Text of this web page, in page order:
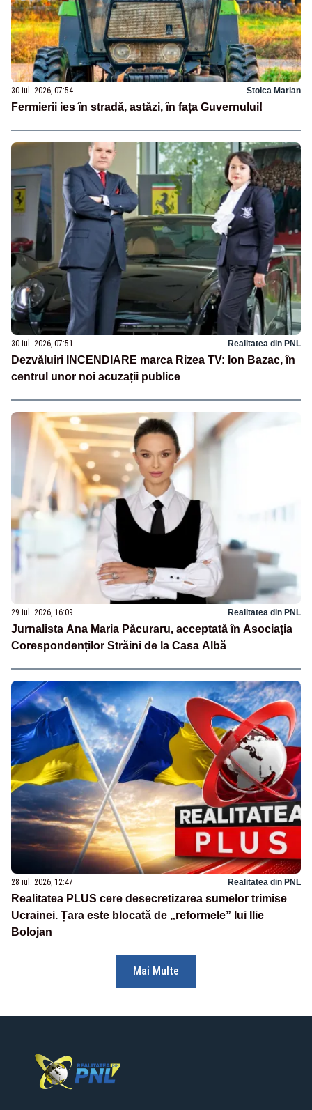
30 iul. 2026, 07:54 Stoica Marian
Fermierii ies în stradă, astăzi, în fața Guvernului!
30 iul. 2026, 07:51 Realitatea din PNL
Dezvăluiri INCENDIARE marca Rizea TV: Ion Bazac, în
centrul unor noi acuzații publice
29 iul. 2026, 16:09 Realitatea din PNL
Jurnalista Ana Maria Păcuraru, acceptată în Asociația
Corespondenților Străini de la Casa Albă
28 iul. 2026, 12:47 Realitatea din PNL
Realitatea PLUS cere desecretizarea sumelor trimise
Ucrainei. Țara este blocată de „reformele” lui Ilie
Bolojan
Mai Multe